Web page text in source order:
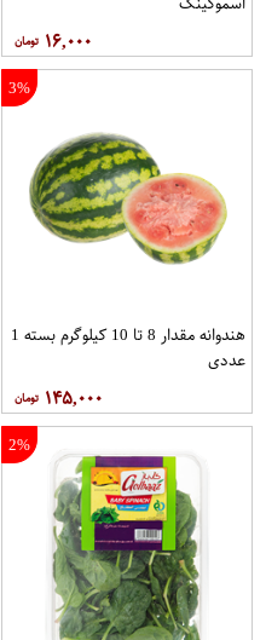
۱۶,۰۰۰
3%
هندوانه مقدار 8 تا 10 کیلوگرم بسته 1
عددی
۱۴۵,۰۰۰
2%